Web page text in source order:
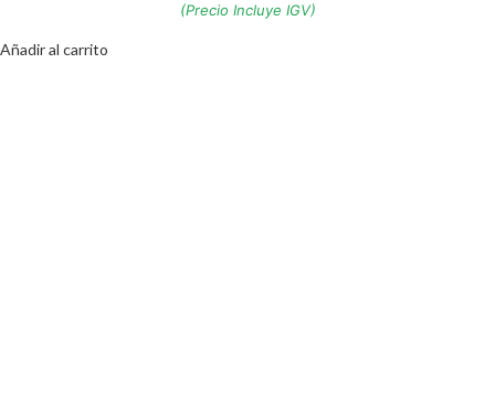
(Precio Incluye IGV)
Añadir al carrito